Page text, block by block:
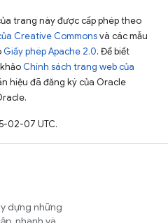
trang này được cấp phép theo
Creative Commonsvà các mẫu
Giấy phép Apache 2.0. Để biết
Chính sách trang web của
hiệu đã đăng ký của Oracle
02-07 UTC.
dựng những